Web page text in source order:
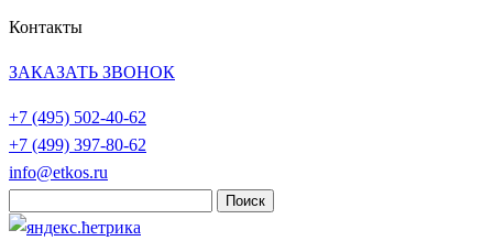
Контакты
ЗАКАЗАТЬ ЗВОНОК
+7 (495) 502-40-62
+7 (499) 397-80-62
info@etkos.ru